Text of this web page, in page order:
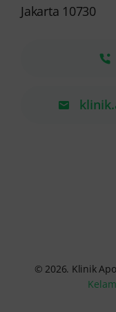
Jakarta 10730
© 2026. Klinik